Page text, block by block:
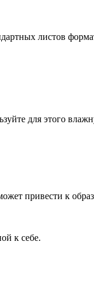
листов
для этого
привести к
к себе.